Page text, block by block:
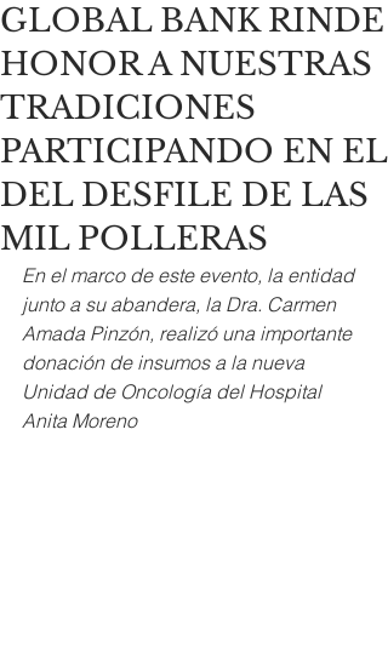
GLOBAL BANK RINDE
HONOR A NUESTRAS
TRADICIONES
PARTICIPANDO EN EL
DEL DESFILE DE LAS
MIL POLLERAS
En el marco de este evento, la entidad
junto a su abandera, la Dra. Carmen
Amada Pinzón, realizó una importante
donación de insumos a la nueva
Unidad de Oncología del Hospital
Anita Moreno